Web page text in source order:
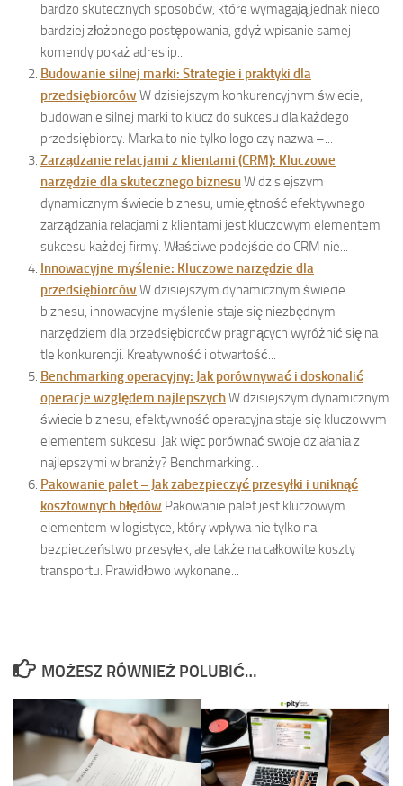
bardzo skutecznych sposobów, które wymagają jednak nieco
bardziej złożonego postępowania, gdyż wpisanie samej
komendy pokaż adres ip...
Budowanie silnej marki: Strategie i praktyki dla
przedsiębiorców W dzisiejszym konkurencyjnym świecie,
budowanie silnej marki to klucz do sukcesu dla każdego
przedsiębiorcy. Marka to nie tylko logo czy nazwa –...
Zarządzanie relacjami z klientami (CRM): Kluczowe
narzędzie dla skutecznego biznesuW dzisiejszym
dynamicznym świecie biznesu, umiejętność efektywnego
zarządzania relacjami z klientami jest kluczowym elementem
sukcesu każdej firmy. Właściwe podejście do CRM nie...
Innowacyjne myślenie: Kluczowe narzędzie dla
przedsiębiorców W dzisiejszym dynamicznym świecie
biznesu, innowacyjne myślenie staje się niezbędnym
narzędziem dla przedsiębiorców pragnących wyróżnić się na
tle konkurencji. Kreatywność i otwartość...
Benchmarking operacyjny: Jak porównywać i doskonalić
operacje względem najlepszychW dzisiejszym dynamicznym
świecie biznesu, efektywność operacyjna staje się kluczowym
elementem sukcesu. Jak więc porównać swoje działania z
najlepszymi w branży? Benchmarking...
Pakowanie palet – Jak zabezpieczyć przesyłki i uniknąć
kosztownych błędów Pakowanie palet jest kluczowym
elementem w logistyce, który wpływa nie tylko na
bezpieczeństwo przesyłek, ale także na całkowite koszty
transportu. Prawidłowo wykonane...
MOŻESZ RÓWNIEŻ POLUBIĆ…